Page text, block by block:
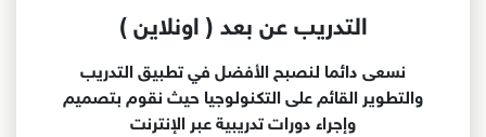
التدريب عن بعد ( اونلاين )
نسعى دائما لنصبح الأفضل في تطبيق التدريب
والتطوير القائم على التكنولوجيا حيث نقوم بتصميم
وإجراء دورات تدريبية عبر الإنترنت